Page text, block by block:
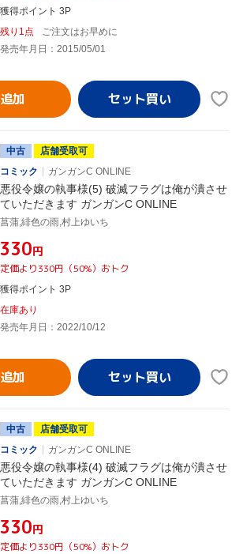
獲得ポイント 3P
残り1点
ご注文はお早めに
発売年月日：2015/05/01
加
中古
店舗受取可
コミック
ガンガンC ONLINE
悪役令嬢の執事様(5) 破滅フラグは俺が潰させ
ていただきます ガンガンC ONLINE
菖蒲,緋色の雨,村上ゆいち
¥330円
定価より330円（50%）おトク
獲得ポイント 3P
在庫あり
発売年月日：2022/10/12
加
中古
店舗受取可
コミック
ガンガンC ONLINE
悪役令嬢の執事様(4) 破滅フラグは俺が潰させ
ていただきます ガンガンC ONLINE
菖蒲,緋色の雨,村上ゆいち
¥330円
定価より330円（50%）おトク